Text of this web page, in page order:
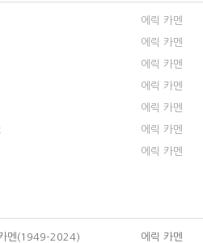
에릭 카멘
에릭 카멘
에릭 카멘
에릭 카멘
에릭 카멘
에릭 카멘
에릭 카멘
멘(1949-2024) 에릭 카멘